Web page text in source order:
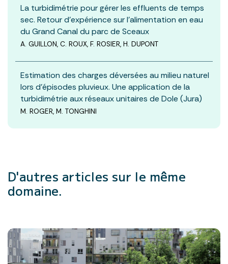
La turbidimétrie pour gérer les effluents de temps
sec. Retour d’expérience sur l’alimentation en eau
du Grand Canal du parc de Sceaux
A. GUILLON, C. ROUX, F. ROSIER, H. DUPONT
Estimation des charges déversées au milieu naturel
lors d’épisodes pluvieux. Une application de la
turbidimétrie aux réseaux unitaires de Dole (Jura)
M. ROGER, M. TONGHINI
D'autres articles sur le même
domaine.